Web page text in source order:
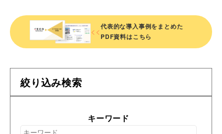
<<代表的な導入事例をまとめた
PDF資料はこちら
絞り込み検索
キーワード